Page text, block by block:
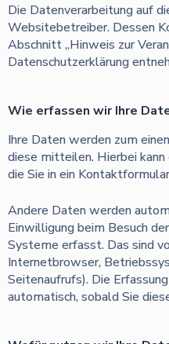
Die Datenverarbeitung auf
Websitebetreiber. Dessen
Abschnitt „Hinweis zur
Datenschutzerklärung
Wie erfassen wir Ihre
Ihre Daten werden zum
diese mitteilen. Hierbei kann
die Sie in ein
Andere Daten werden
Einwilligung beim Besuch
Systeme erfasst. Das sind
Internetbrowser,
Seitenaufrufs). Die
automatisch, sobald Sie